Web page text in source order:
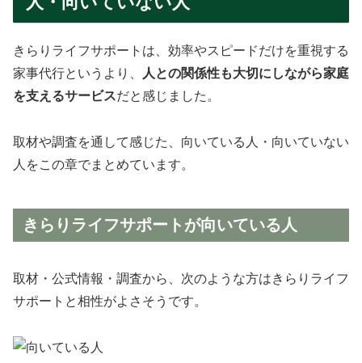
きらりライフサポートは、効率やスピードだけを重視する
家事代行というより、
人との関係性も大切にしながら家庭
を支えるサービスだと感じました。
取材や調査を通して感じた、向いている人・向いていない
人をこの章でまとめています。
きらりライフサポートが向いている人
取材・公式情報・調査から、次のような方はきらりライフ
サポートと相性がよさそうです。